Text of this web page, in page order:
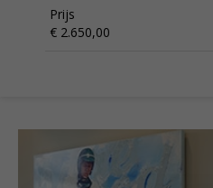
Prijs
€ 2.650,00